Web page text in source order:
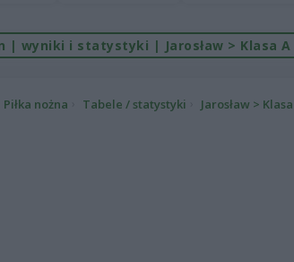
| wyniki i statystyki | Jarosław > Klasa A
Piłka nożna Tabele / statystyki Jarosław >